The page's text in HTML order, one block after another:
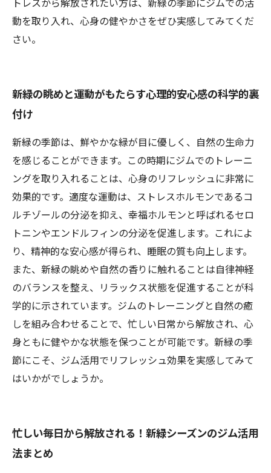
動を取り入れ、心身の健やかさをぜひ実感してみてくだ
さい。
新緑の眺めと運動がもたらす心理的安心感の科学的裏
付け
新緑の季節は、鮮やかな緑が目に優しく、自然の生命力
を感じることができます。この時期にジムでのトレーニ
ングを取り入れることは、心身のリフレッシュに非常に
効果的です。適度な運動は、ストレスホルモンであるコ
ルチゾールの分泌を抑え、幸福ホルモンと呼ばれるセロ
トニンやエンドルフィンの分泌を促進します。これによ
り、精神的な安心感が得られ、睡眠の質も向上します。
また、新緑の眺めや自然の香りに触れることは自律神経
のバランスを整え、リラックス状態を促進することが科
学的に示されています。ジムのトレーニングと自然の癒
しを組み合わせることで、忙しい日常から解放され、心
身ともに健やかな状態を保つことが可能です。新緑の季
節にこそ、ジム活用でリフレッシュ効果を実感してみて
はいかがでしょうか。
忙しい毎日から解放される！新緑シーズンのジム活用
法まとめ